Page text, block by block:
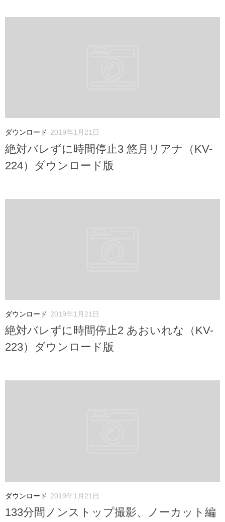
ダウンロード 2019年1月21日
絶対バレずに時間停止3 悠月リアナ（KV-
224）ダウンロード版
ダウンロード 2019年1月21日
絶対バレずに時間停止2 あおいれな（KV-
223）ダウンロード版
ダウンロード 2019年1月21日
133分間ノンストップ撮影、ノーカット編